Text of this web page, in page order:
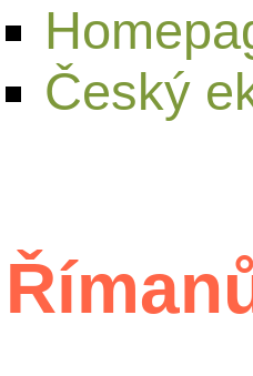
Český